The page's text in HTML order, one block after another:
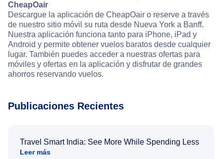
CheapOair
Descargue la aplicación de CheapOair o reserve a través
de nuestro sitio móvil su ruta desde Nueva York a Banff.
Nuestra aplicación funciona tanto para iPhone, iPad y
Android y permite obtener vuelos baratos desde cualquier
lugar. También puedes acceder a nuestras ofertas para
móviles y ofertas en la aplicación y disfrutar de grandes
ahorros reservando vuelos.
Publicaciones Recientes
Travel Smart India: See More While Spending Less
Leer más